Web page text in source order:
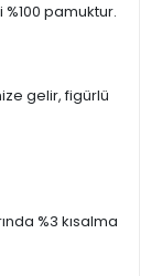
pamuktur.
gelir, figürlü
%3 kısalma